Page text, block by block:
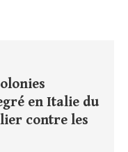
en Italie du
contre les